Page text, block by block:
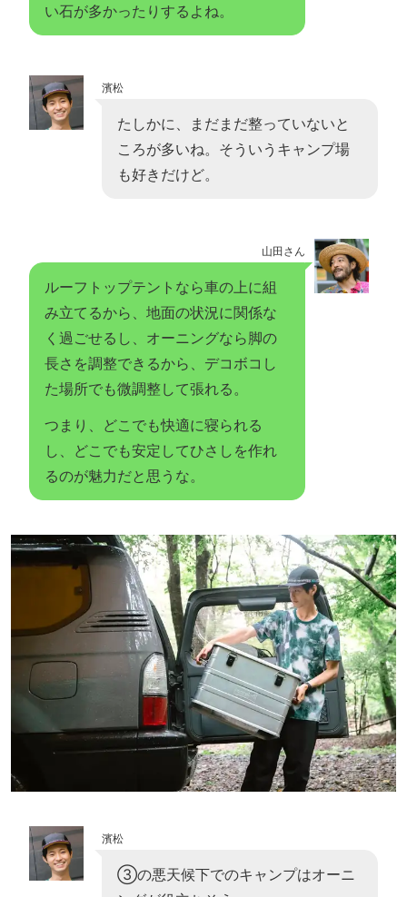
い石が多かったりするよね。
濱松
たしかに、まだまだ整っていないと
ころが多いね。そういうキャンプ場
も好きだけど。
山田さん
ルーフトップテントなら車の上に組
み立てるから、地面の状況に関係な
く過ごせるし、オーニングなら脚の
長さを調整できるから、デコボコし
た場所でも微調整して張れる。
つまり、どこでも快適に寝られる
し、どこでも安定してひさしを作れ
るのが魅力だと思うな。
濱松
③の悪天候下でのキャンプはオーニ